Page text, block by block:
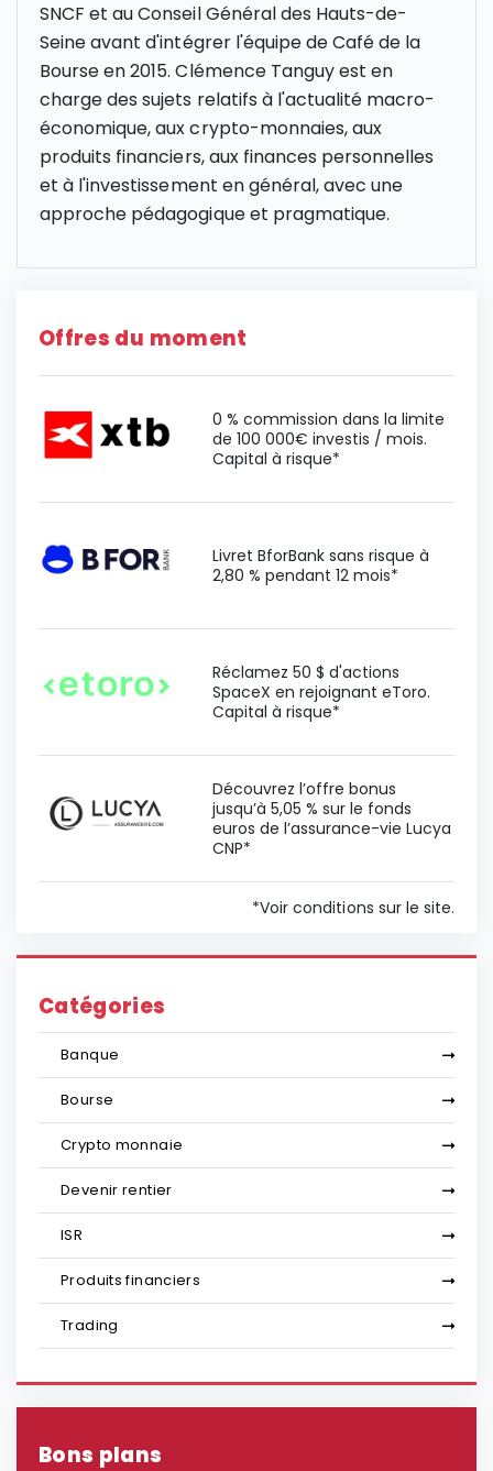
SNCF et au Conseil Général des Hauts-de-
Seine avant d'intégrer l'équipe de Café de la
Bourse en 2015. Clémence Tanguy est en
charge des sujets relatifs à l'actualité macro-
économique, aux crypto-monnaies, aux
produits financiers, aux finances personnelles
et à l'investissement en général, avec une
approche pédagogique et pragmatique.
Offres du moment
0 % commission dans la limite
de 100 000€ investis / mois.
Capital à risque*
Livret BforBank sans risque à
2,80 % pendant 12 mois*
Réclamez 50 $ d'actions
SpaceX en rejoignant eToro.
Capital à risque*
Découvrez l’offre bonus
jusqu’à 5,05 % sur le fonds
euros de l’assurance-vie Lucya
CNP*
*Voir conditions sur le site.
Catégories
Banque
Bourse
Crypto monnaie
Devenir rentier
ISR
Produits financiers
Trading
Bons plans